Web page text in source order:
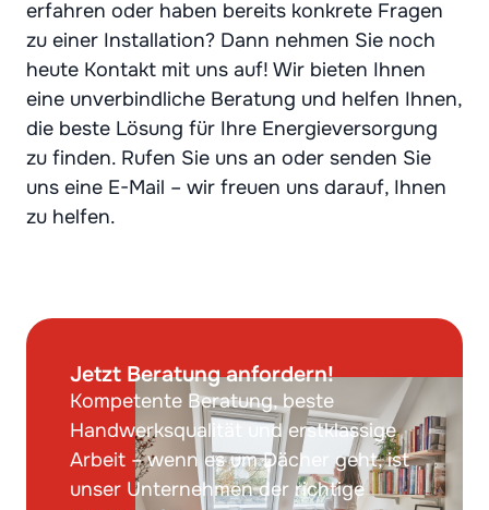
erfahren oder haben bereits konkrete Fragen
zu einer Installation? Dann nehmen Sie noch
heute Kontakt mit uns auf! Wir bieten Ihnen
eine unverbindliche Beratung und helfen Ihnen,
die beste Lösung für Ihre Energieversorgung
zu finden. Rufen Sie uns an oder senden Sie
uns eine E-Mail – wir freuen uns darauf, Ihnen
zu helfen.
Jetzt Beratung anfordern!
Kompetente Beratung, beste
Handwerksqualität und erstklassige
Arbeit – wenn es um Dächer geht, ist
unser Unternehmen der richtige